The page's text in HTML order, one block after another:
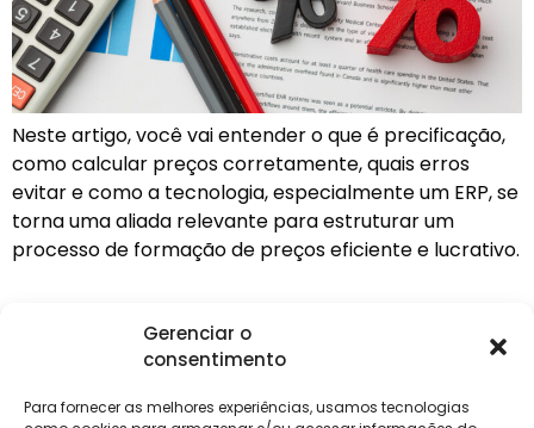
Gerenciar o
consentimento
Para fornecer as melhores experiências, usamos tecnologias
Neste artigo, você vai entender o que é precificação,
como calcular preços corretamente, quais erros
evitar e como a tecnologia, especialmente um ERP, se
torna uma aliada relevante para estruturar um
processo de formação de preços eficiente e lucrativo.
InstitucionalClientes
Login
Eventos
ContábeisSoluções